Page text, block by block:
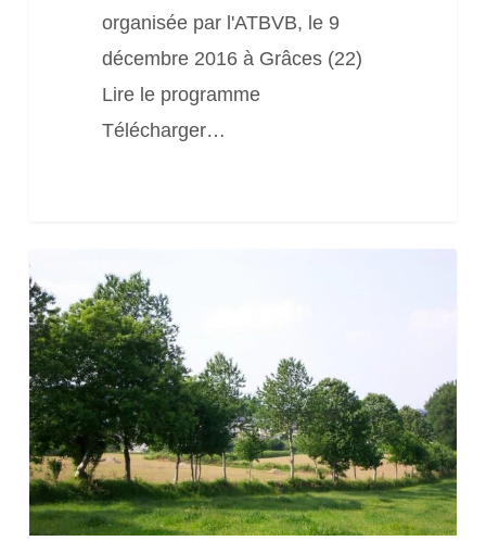
organisée par l'ATBVB, le 9
décembre 2016 à Grâces (22)
Lire le programme
Télécharger…
Journée
« Protection
du
bocage :
les
différentes
réglementations
et